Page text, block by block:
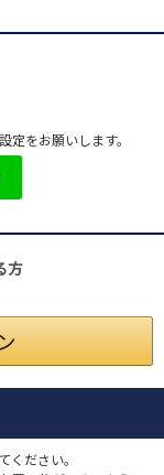
をお願いします。
方
ださい。